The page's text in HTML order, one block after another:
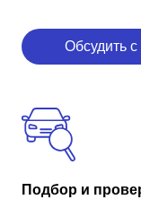
Обсудить
Подбор и